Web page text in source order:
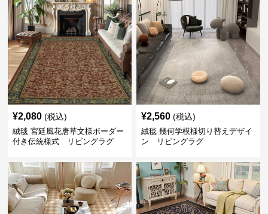
¥2,080 (税込)
絨毯 宮廷風花唐草文様ボーダー
付き伝統様式 リビングラグ
¥2,560 (税込)
絨毯 幾何学模様切り替えデザイ
ン リビングラグ